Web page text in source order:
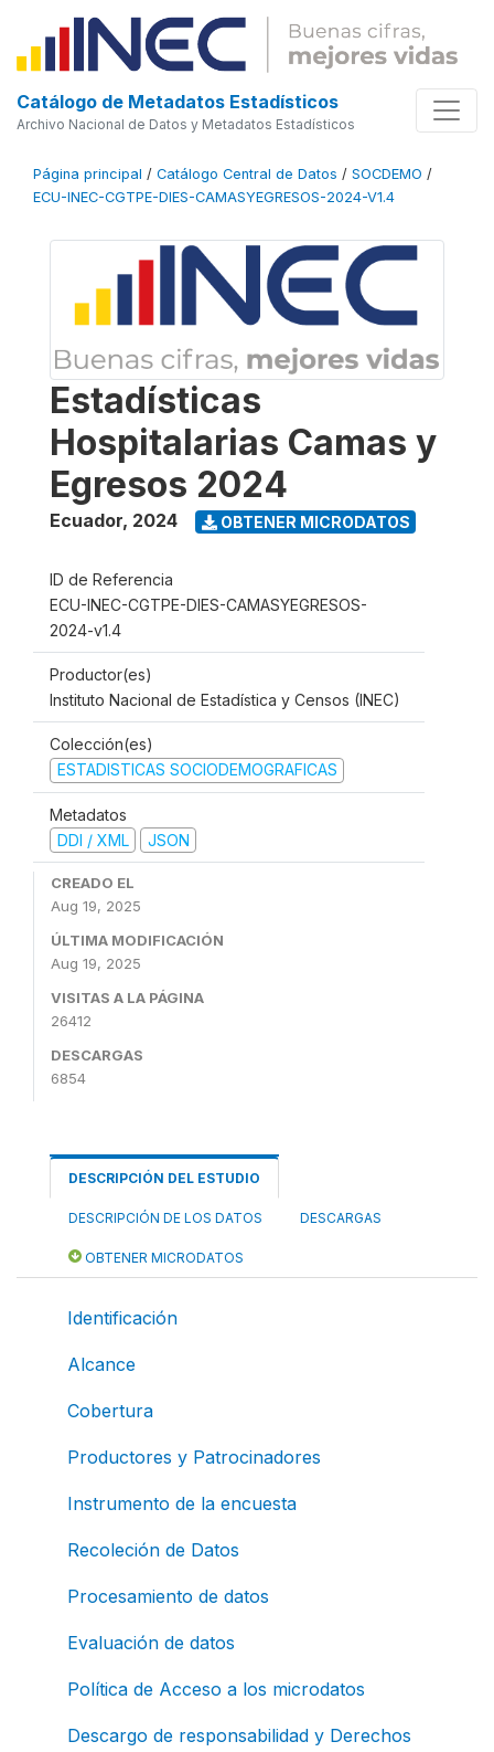
Catálogo de Metadatos Estadísticos
Archivo Nacional de Datos y Metadatos Estadísticos
Página principal / Catálogo Central de Datos / SOCDEMO /
ECU-INEC-CGTPE-DIES-CAMASYEGRESOS-2024-V1.4
Estadísticas
Hospitalarias Camas y
Egresos 2024
Ecuador, 2024 OBTENER MICRODATOS
ID de Referencia
ECU-INEC-CGTPE-DIES-CAMASYEGRESOS-
2024-v1.4
Productor(es)
Instituto Nacional de Estadística y Censos (INEC)
Colección(es)
ESTADISTICAS SOCIODEMOGRAFICAS
Metadatos
DDI / XML
JSON
CREADO EL
Aug 19, 2025
ÚLTIMA MODIFICACIÓN
Aug 19, 2025
VISITAS A LA PÁGINA
26412
DESCARGAS
6854
DESCRIPCIÓN DEL ESTUDIO
DESCRIPCIÓN DE LOS DATOS DESCARGAS
OBTENER MICRODATOS
Identificación
Alcance
Cobertura
Productores y Patrocinadores
Instrumento de la encuesta
Recoleción de Datos
Procesamiento de datos
Evaluación de datos
Política de Acceso a los microdatos
Descargo de responsabilidad y Derechos